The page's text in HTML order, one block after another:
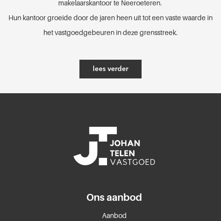
makelaarskantoor te Neeroeteren.
Hun kantoor groeide door de jaren heen uit tot een vaste waarde in
het vastgoedgebeuren in deze grensstreek.
lees verder
Ons aanbod
Aanbod